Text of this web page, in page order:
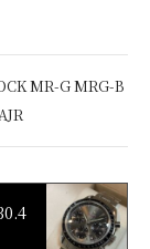
MR-G MRG-B